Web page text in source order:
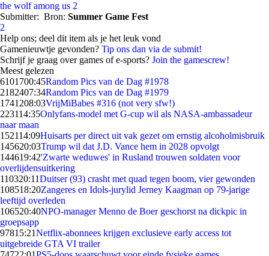
the wolf among us 2
Submitter: Bron: Summer Game Fest
2
Help ons; deel dit item als je het leuk vond
Gamenieuwtje gevonden? Tip ons dan via de submit!
Schrijf je graag over games of e-sports? Join the gamescrew!
Meest gelezen
6101700:45Random Pics van de Dag #1978
2182407:34Random Pics van de Dag #1979
1741208:03VrijMiBabes #316 (not very sfw!)
223114:35Onlyfans-model met G-cup wil als NASA-ambassadeur
naar maan
152114:09Huisarts per direct uit vak gezet om ernstig alcoholmisbruik
145620:03Trump wil dat J.D. Vance hem in 2028 opvolgt
144619:42'Zwarte weduwes' in Rusland trouwen soldaten voor
overlijdensuitkering
110320:11Duitser (93) crasht met quad tegen boom, vier gewonden
108518:20Zangeres en Idols-jurylid Jerney Kaagman op 79-jarige
leeftijd overleden
106520:40NPO-manager Menno de Boer geschorst na dickpic in
groepsapp
97815:21Netflix-abonnees krijgen exclusieve early access tot
uitgebreide GTA VI trailer